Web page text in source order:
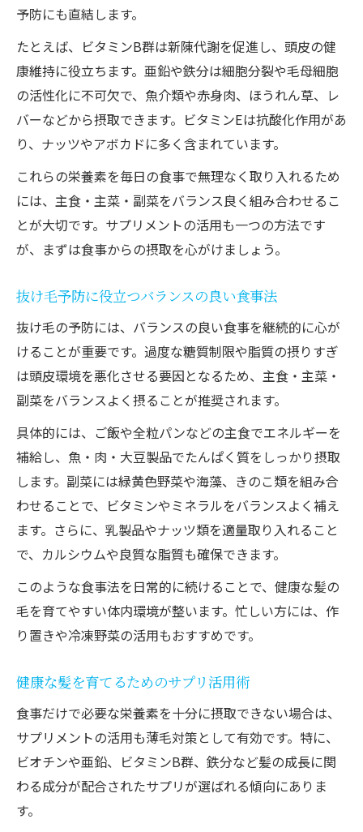
予防にも直結します。
たとえば、ビタミンB群は新陳代謝を促進し、頭皮の健
康維持に役立ちます。亜鉛や鉄分は細胞分裂や毛母細胞
の活性化に不可欠で、魚介類や赤身肉、ほうれん草、レ
バーなどから摂取できます。ビタミンEは抗酸化作用があ
り、ナッツやアボカドに多く含まれています。
これらの栄養素を毎日の食事で無理なく取り入れるため
には、主食・主菜・副菜をバランス良く組み合わせるこ
とが大切です。サプリメントの活用も一つの方法です
が、まずは食事からの摂取を心がけましょう。
抜け毛予防に役立つバランスの良い食事法
抜け毛の予防には、バランスの良い食事を継続的に心が
けることが重要です。過度な糖質制限や脂質の摂りすぎ
は頭皮環境を悪化させる要因となるため、主食・主菜・
副菜をバランスよく摂ることが推奨されます。
具体的には、ご飯や全粒パンなどの主食でエネルギーを
補給し、魚・肉・大豆製品でたんぱく質をしっかり摂取
します。副菜には緑黄色野菜や海藻、きのこ類を組み合
わせることで、ビタミンやミネラルをバランスよく補え
ます。さらに、乳製品やナッツ類を適量取り入れること
で、カルシウムや良質な脂質も確保できます。
このような食事法を日常的に続けることで、健康な髪の
毛を育てやすい体内環境が整います。忙しい方には、作
り置きや冷凍野菜の活用もおすすめです。
健康な髪を育てるためのサプリ活用術
食事だけで必要な栄養素を十分に摂取できない場合は、
サプリメントの活用も薄毛対策として有効です。特に、
ビオチンや亜鉛、ビタミンB群、鉄分など髪の成長に関
わる成分が配合されたサプリが選ばれる傾向にありま
す。